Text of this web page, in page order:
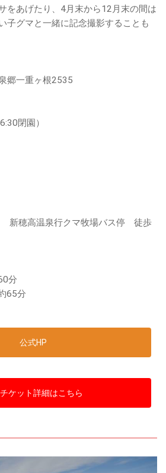
をあげたり、4月末から12月末の間は
子グマと一緒に記念撮影することも
郷一重ヶ根2535
閉園）
新穂高温泉行クマ牧場バス停 徒歩
分
65分
公式HP
ケット詳細はこちら